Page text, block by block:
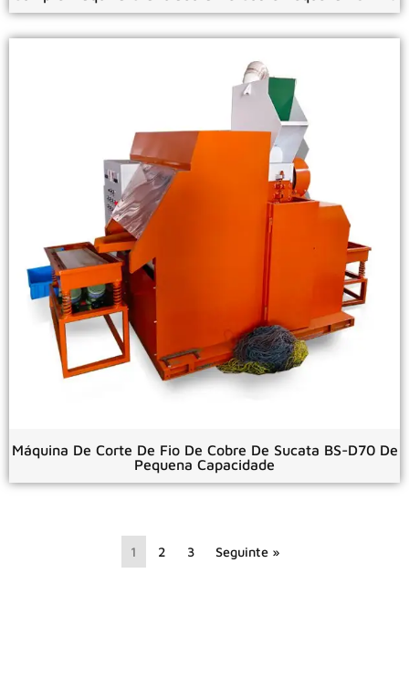
Máquina De Corte De Fio De Cobre De Sucata BS-D70 De
Pequena Capacidade
1 2 3 Seguinte »